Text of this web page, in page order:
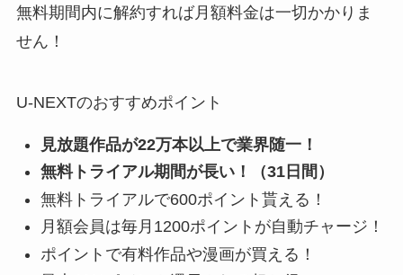
無料期間内に解約すれば月額料金は一切かかりま
せん！
U-NEXTのおすすめポイント
見放題作品が22万本以上で業界随一！
無料トライアル期間が長い！（31日間）
無料トライアルで600ポイント貰える！
月額会員は毎月1200ポイントが自動チャージ！
ポイントで有料作品や漫画が買える！